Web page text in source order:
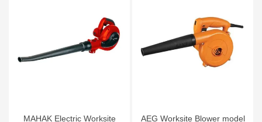
MAHAK Electric Worksite AEG Worksite Blower model